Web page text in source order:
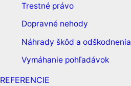
Trestné právo
Dopravné nehody
Náhrady škôd a odškodnenia
Vymáhanie pohľadávok
REFERENCIE